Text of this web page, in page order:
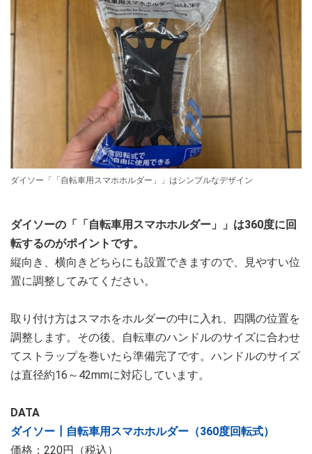
ダイソー「「自転車用スマホホルダー」」はシンプルなデザイン
ダイソーの「「自転車用スマホホルダー」」は360度に回
転するのがポイントです。
縦向き、横向きどちらにも設置できますので、見やすい位
置に調整してみてください。
取り付け方はスマホをホルダーの中に入れ、四隅の位置を
調整します。その後、自転車のハンドルのサイズに合わせ
てストラップを巻いたら準備完了です。ハンドルのサイズ
は直径約16～42mmに対応しています。
DATA
ダイソー┃自転車用スマホホルダー（360度回転式）
価格：220円（税込）